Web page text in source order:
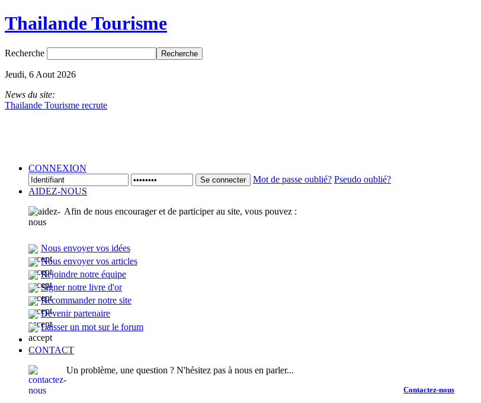
Thailande Tourisme
Recherche
Jeudi, 6 Aout 2026
News du site:
Thailande Tourisme recrute
CONNEXION
Se connecter Mot de passe oublié? Pseudo oublié?
AIDEZ-NOUS
Afin de nous encourager et de participer au site, vous pouvez :
Nous envoyer vos idées
Nous envoyer vos articles
Rejoindre notre équipe
Signer notre livre d'or
Recommander notre site
Devenir partenaire
Laisser un mot sur le forum
CONTACT
Un problème, une question ? N'hésitez pas à nous en parler...
Contactez-nous